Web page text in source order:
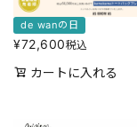
de wanの日
¥72,600税込
カートに入れる